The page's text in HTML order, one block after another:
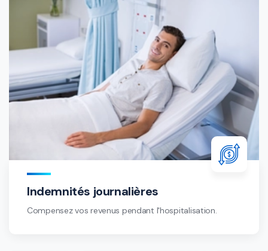
Indemnités journalières
Compensez vos revenus pendant l'hospitalisation.